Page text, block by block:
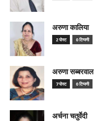
अरुणा कालिया
2 पोस्ट 0 टिप्पणी
अरुणा सब्बरवाल
7 पोस्ट 0 टिप्पणी
अर्चना चतुर्वेदी